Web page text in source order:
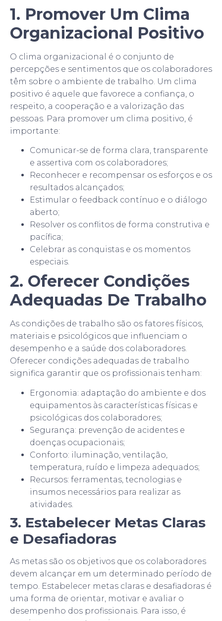
1. Promover Um Clima
Organizacional Positivo
O clima organizacional é o conjunto de
percepções e sentimentos que os colaboradores
têm sobre o ambiente de trabalho. Um clima
positivo é aquele que favorece a confiança, o
respeito, a cooperação e a valorização das
pessoas. Para promover um clima positivo, é
importante:
Comunicar-se de forma clara, transparente
e assertiva com os colaboradores;
Reconhecer e recompensar os esforços e os
resultados alcançados;
Estimular o feedback contínuo e o diálogo
aberto;
Resolver os conflitos de forma construtiva e
pacífica;
Celebrar as conquistas e os momentos
especiais.
2. Oferecer Condições
Adequadas De Trabalho
As condições de trabalho são os fatores físicos,
materiais e psicológicos que influenciam o
desempenho e a saúde dos colaboradores.
Oferecer condições adequadas de trabalho
significa garantir que os profissionais tenham:
Ergonomia: adaptação do ambiente e dos
equipamentos às características físicas e
psicológicas dos colaboradores;
Segurança: prevenção de acidentes e
doenças ocupacionais;
Conforto: iluminação, ventilação,
temperatura, ruído e limpeza adequados;
Recursos: ferramentas, tecnologias e
insumos necessários para realizar as
atividades.
3. Estabelecer Metas Claras
e Desafiadoras
As metas são os objetivos que os colaboradores
devem alcançar em um determinado período de
tempo. Estabelecer metas claras e desafiadoras é
uma forma de orientar, motivar e avaliar o
desempenho dos profissionais. Para isso, é